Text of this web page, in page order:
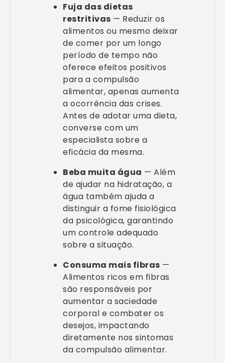
Fuja das dietas
restritivas — Reduzir os
alimentos ou mesmo deixar
de comer por um longo
período de tempo não
oferece efeitos positivos
para a compulsão
alimentar, apenas aumenta
a ocorrência das crises.
Antes de adotar uma dieta,
converse com um
especialista sobre a
eficácia da mesma.
Beba muita água — Além
de ajudar na hidratação, a
água também ajuda a
distinguir a fome fisiológica
da psicológica, garantindo
um controle adequado
sobre a situação.
Consuma mais fibras —
Alimentos ricos em fibras
são responsáveis por
aumentar a saciedade
corporal e combater os
desejos, impactando
diretamente nos sintomas
da compulsão alimentar.